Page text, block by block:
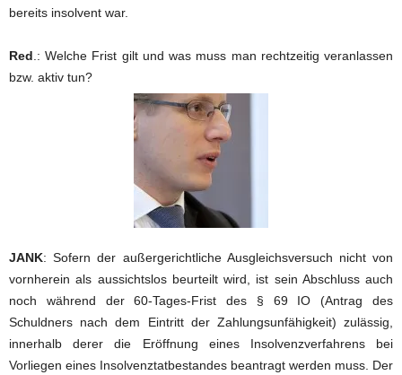
bereits insolvent war.
Red .: Welche Frist gilt und was muss man rechtzeitig veranlassen
bzw. aktiv tun?
JANK: Sofern der außergerichtliche Ausgleichsversuch nicht von
vornherein als aussichtslos beurteilt wird, ist sein Abschluss auch
noch während der 60-Tages-Frist des § 69 IO (Antrag des
Schuldners nach dem Eintritt der Zahlungsunfähigkeit) zulässig,
innerhalb derer die Eröffnung eines Insolvenzverfahrens bei
Vorliegen eines Insolvenztatbestandes beantragt werden muss. Der